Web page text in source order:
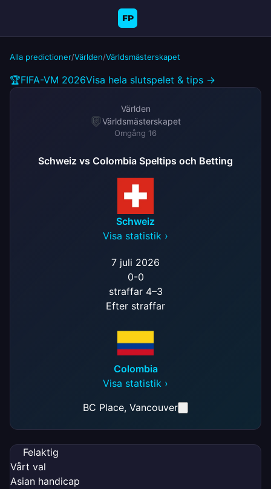
FP
Alla predictioner/Världen/Världsmästerskapet
🏆FIFA-VM 2026Visa hela slutspelet & tips →
Världen
Världsmästerskapet
Omgång 16
Schweiz vs Colombia Speltips och Betting
Schweiz
Visa statistik ›
7 juli 2026
0-0
straffar 4–3
Efter straffar
Colombia
Visa statistik ›
BC Place, Vancouver
Felaktig
Vårt val
Asian handicap